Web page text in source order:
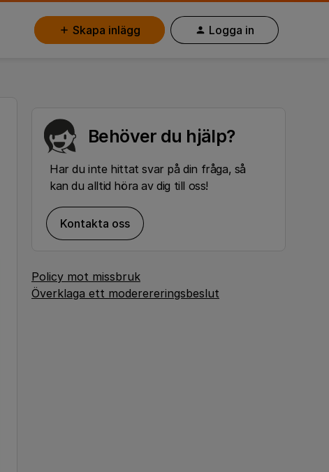
Skapa inlägg Logga in
Behöver du hjälp?
Har du inte hittat svar på din fråga, så
kan du alltid höra av dig till oss!
Kontakta oss
Policy mot missbruk
Överklaga ett moderereringsbeslut